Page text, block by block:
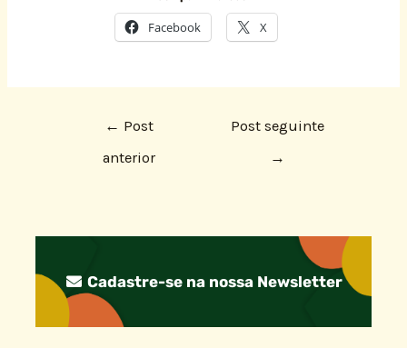
Facebook X
← Post
anterior
Post seguinte
→
Cadastre-se na nossa Newsletter